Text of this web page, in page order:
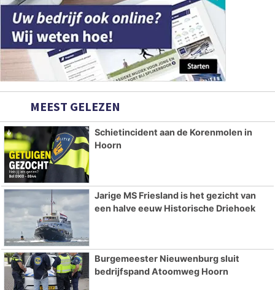
MEEST GELEZEN
Schietincident aan de Korenmolen in
Hoorn
Jarige MS Friesland is het gezicht van
een halve eeuw Historische Driehoek
Burgemeester Nieuwenburg sluit
bedrijfspand Atoomweg Hoorn